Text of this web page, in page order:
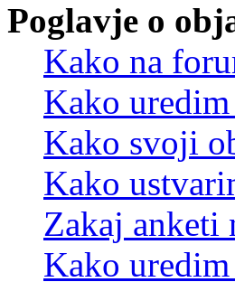
Poglavje o
Kako na
Kako
Kako svoji
Kako
Zakaj anketi
Kako